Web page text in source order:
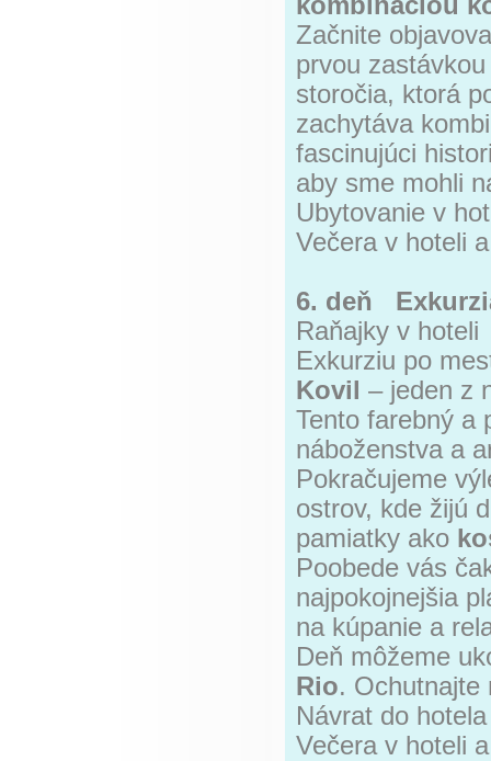
Začnite
prvou
storočia, ktorá
zachytáva
fascinujúci
aby sme mohli
Ubytovanie v
Večera v hoteli
6. deň
Raňajky v hoteli
Exkurziu po
Kovil – jeden z
Tento farebný a
náboženstva a
Pokračujeme
ostrov, kde žijú
pamiatky ako
Poobede vás
najpokojnejšia
na kúpanie a
Deň môžeme
Rio. Ochutnajte
Návrat do hotela
Večera v hoteli